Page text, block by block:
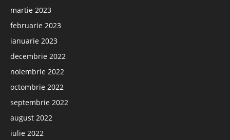
martie 2023
februarie 2023
ianuarie 2023
decembrie 2022
noiembrie 2022
octombrie 2022
septembrie 2022
august 2022
iulie 2022